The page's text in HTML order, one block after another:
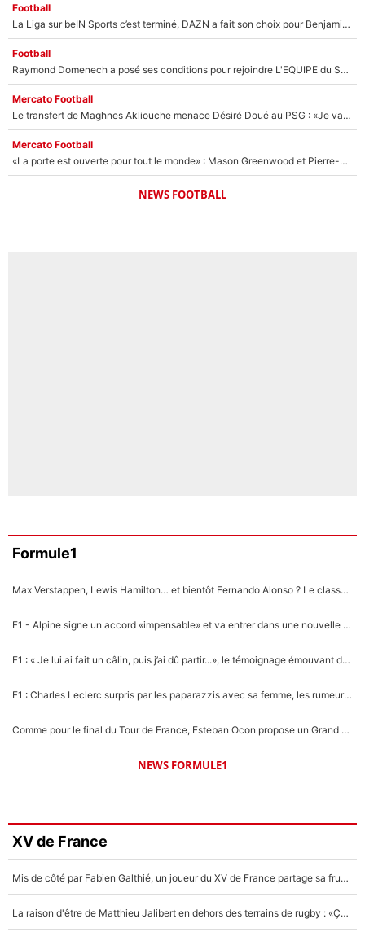
Football
La Liga sur beIN Sports c’est terminé, DAZN a fait son choix pour Benjamin Da Silva et Omar Da Fonseca !
Football
Raymond Domenech a posé ses conditions pour rejoindre L'EQUIPE du Soir : Il refuse de faire l'émission avec un autre chroniqueur !
Mercato Football
Le transfert de Maghnes Akliouche menace Désiré Doué au PSG : «Je valide à 200%»
Mercato Football
«La porte est ouverte pour tout le monde» : Mason Greenwood et Pierre-Emerick Aubameyang ont quitté l'OM, Amine Gouiri balance sur la suite du mercato et sur la réaction du vestiaire !
NEWS FOOTBALL
Formule1
Max Verstappen, Lewis Hamilton… et bientôt Fernando Alonso ? Le classement des pilotes les mieux payés en Formule 1 risque de changer !
F1 - Alpine signe un accord «impensable» et va entrer dans une nouvelle dimension : Grande nouvelle pour Pierre Gasly !
F1 : « Je lui ai fait un câlin, puis j’ai dû partir...», le témoignage émouvant de Max Verstappen sur sa fille
F1 : Charles Leclerc surpris par les paparazzis avec sa femme, les rumeurs étaient vraies !
Comme pour le final du Tour de France, Esteban Ocon propose un Grand Prix de Formule 1 à Paris : «Autour de l’Arc de Triomphe, ce serait génial» !
NEWS FORMULE1
XV de France
Mis de côté par Fabien Galthié, un joueur du XV de France partage sa frustration : «ils ne me l’ont pas dit tout de suite»
La raison d'être de Matthieu Jalibert en dehors des terrains de rugby : «Ça m'atteint autant que si tu touches à un membre de ma famille»